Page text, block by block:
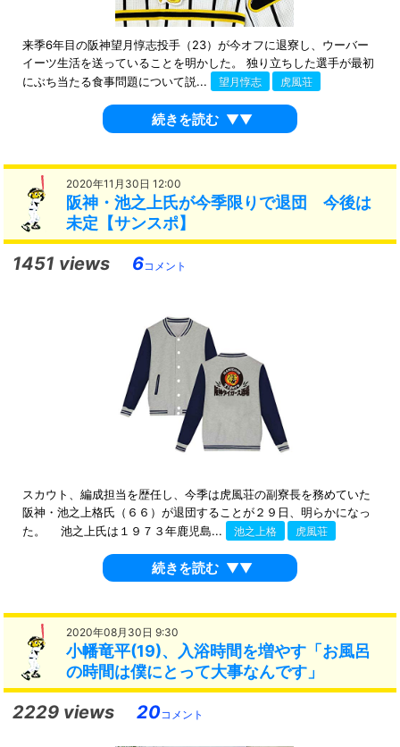
来季6年目の阪神望月惇志投手（23）が今オフに退寮し、ウーバー
イーツ生活を送っていることを明かした。 独り立ちした選手が最初
にぶち当たる食事問題について説...
望月惇志 虎風荘
続きを読む ▼▼
2020年11月30日 12:00
阪神・池之上氏が今季限りで退団 今後は
未定【サンスポ】
1451 views 6コメント
スカウト、編成担当を歴任し、今季は虎風荘の副寮長を務めていた
阪神・池之上格氏（６６）が退団することが２９日、明らかになっ
た。 池之上氏は１９７３年鹿児島...
池之上格 虎風荘
続きを読む ▼▼
2020年08月30日 9:30
小幡竜平(19)、入浴時間を増やす「お風呂
の時間は僕にとって大事なんです」
2229 views 20コメント